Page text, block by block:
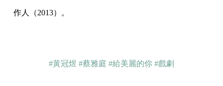
作人（2013）。
#黃冠煜 #蔡雅庭 #給美麗的你 #戲劇